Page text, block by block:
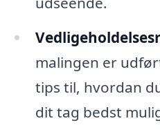
malingen er
tips til, hvordan
dit tag bedst